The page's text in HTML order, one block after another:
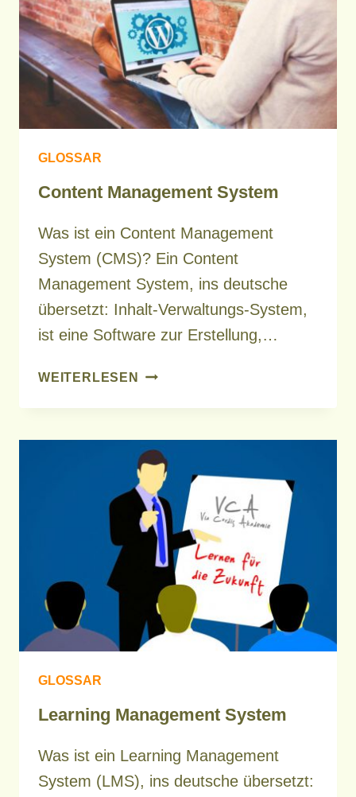
GLOSSAR
Content Management System
Was ist ein Content Management
System (CMS)? Ein Content
Management System, ins deutsche
übersetzt: Inhalt-Verwaltungs-System,
ist eine Software zur Erstellung,…
WEITERLESEN
CONTENT
SYSTEM
GLOSSAR
Learning Management System
Was ist ein Learning Management
System (LMS), ins deutsche übersetzt: